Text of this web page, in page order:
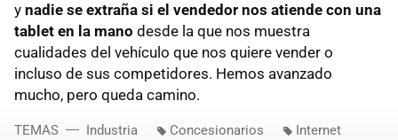
y nadie se extraña si el vendedor nos atiende con una
tablet en la mano desde la que nos muestra
cualidades del vehículo que nos quiere vender o
incluso de sus competidores. Hemos avanzado
mucho, pero queda camino.
TEMAS Industria Concesionarios Internet